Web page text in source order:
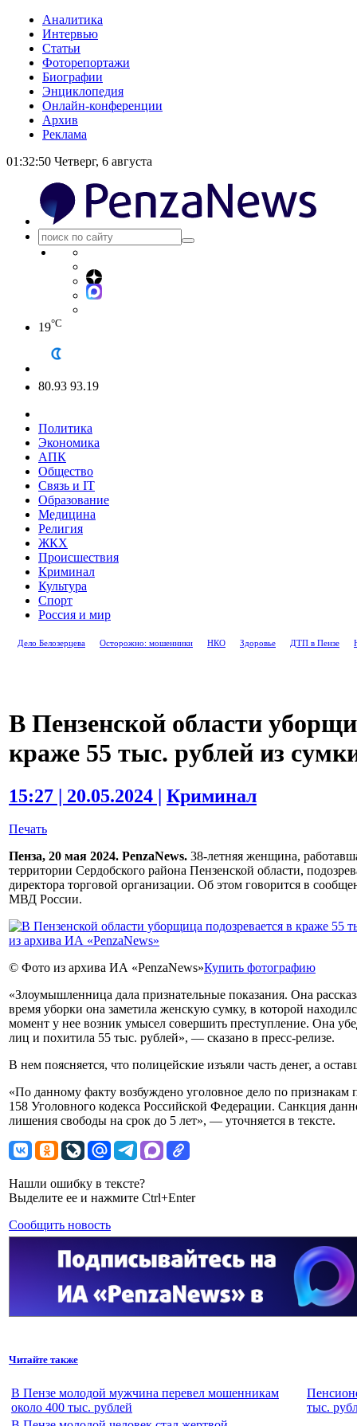
Аналитика
Интервью
Статьи
Фоторепортажи
Биографии
Энциклопедия
Онлайн-конференции
Архив
Реклама
01:32:51 Четверг, 6 августа
19°C
80.93 93.19
Политика
Экономика
АПК
Общество
Связь и IT
Образование
Медицина
Религия
ЖКХ
Происшествия
Криминал
Культура
Спорт
Россия и мир
Дело Белозерцева Осторожно: мошенники НКО Здоровье ДТП в Пензе
В Пензенской области
краже 55 тыс. рублей из
15:27 | 20.05.2024 | Криминал
Печать
Пенза, 20 мая 2024. PenzaNews. 38-летняя женщина,
территории Сердобского района Пензенской области,
директора торговой организации. Об этом говорится в
МВД России.
© Фото из архива ИА «PenzaNews»Купить фотографию
«Злоумышленница дала признательные показания. Она
время уборки она заметила женскую сумку, в которой
момент у нее возник умысел совершить преступление. Она
лиц и похитила 55 тыс. рублей», — сказано в пресс-релизе.
В нем поясняется, что полицейские изъяли часть денег, а
«По данному факту возбуждено уголовное дело по признакам
158 Уголовного кодекса Российской Федерации. Санкция
лишения свободы на срок до 5 лет», — уточняется в тексте.
Нашли ошибку в тексте?
Выделите ее и нажмите Ctrl+Enter
Сообщить новость
Читайте также
В Пензе молодой мужчина перевел мошенникам
около 400 тыс. рублей
тыс.